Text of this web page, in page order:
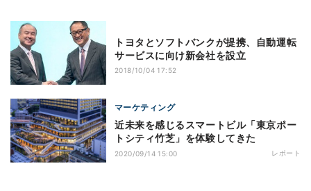
トヨタとソフトバンクが提携、自動運転
サービスに向け新会社を設立
2018/10/04 17:52
マーケティング
近未来を感じるスマートビル「東京ポー
トシティ竹芝」を体験してきた
2020/09/14 15:00 レポート